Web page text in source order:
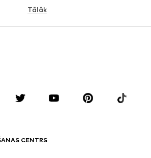
Apakšveļa
Blūzes un tunikas
Premium
Šobrīd populāri
Tālāk
CENTRS